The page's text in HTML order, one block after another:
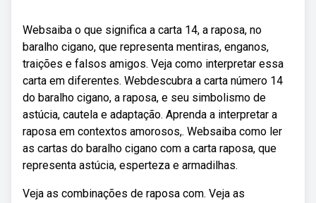
Websaiba o que significa a carta 14, a raposa, no
baralho cigano, que representa mentiras, enganos,
traições e falsos amigos. Veja como interpretar essa
carta em diferentes. Webdescubra a carta número 14
do baralho cigano, a raposa, e seu simbolismo de
astúcia, cautela e adaptação. Aprenda a interpretar a
raposa em contextos amorosos,. Websaiba como ler
as cartas do baralho cigano com a carta raposa, que
representa astúcia, esperteza e armadilhas.
Veja as combinações de raposa com. Veja as